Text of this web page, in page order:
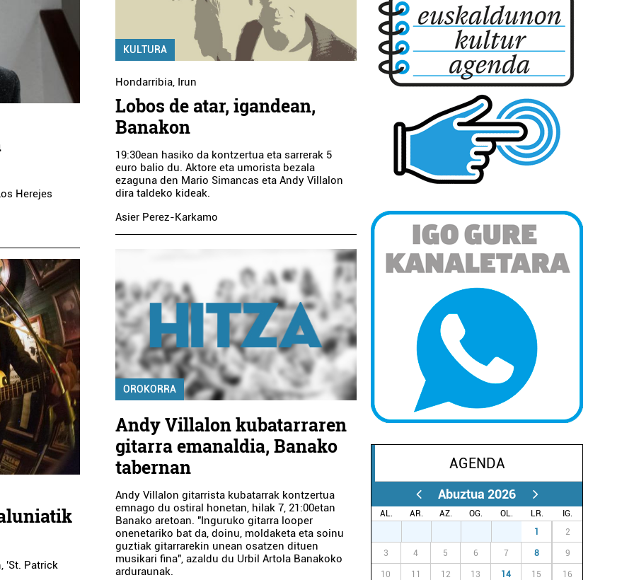
Herejes
'St. Patrick
KULTURA
Hondarribia, Irun
Lobos de atar, igandean,
Banakon
19:30ean hasiko da kontzertua eta sarrerak 5
euro balio du. Aktore eta umorista bezala
ezaguna den Mario Simancas eta Andy Villalon
dira taldeko kideak.
Asier Perez-Karkamo
OROKORRA
Andy Villalon kubatarraren
gitarra emanaldia, Banako
tabernan
Andy Villalon gitarrista kubatarrak kontzertua
emnago du ostiral honetan, hilak 7, 21:00etan
Banako aretoan. "Inguruko gitarra looper
onenetariko bat da, doinu, moldaketa eta soinu
guztiak gitarrarekin unean osatzen dituen
musikari fina", azaldu du Urbil Artola Banakoko
arduraunak.
AGENDA
Abuztua 2026
AL. AR. AZ. OG. OL. LR.
IG.
1 2
3 4 5 6 7 8 9
10 11 12 13 14 15 16